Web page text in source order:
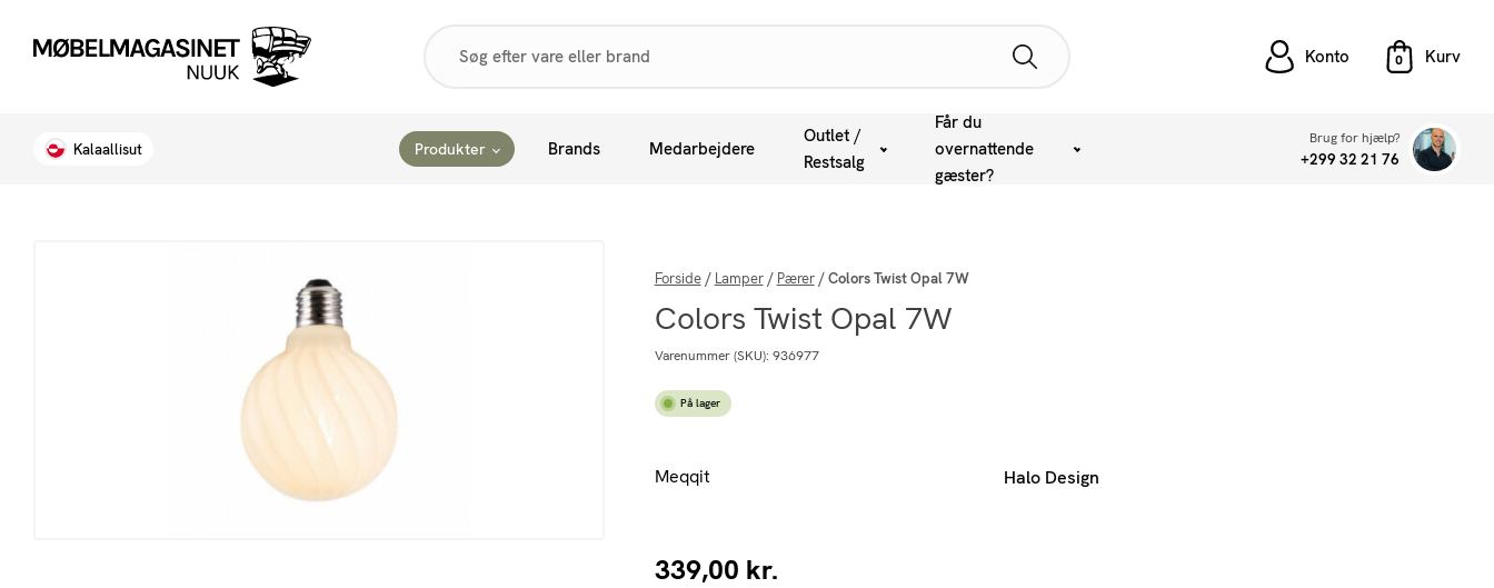
search
Konto
Kalaallisut Produkter Brands Medarbejdere
Outlet /
Restsalg
Får du
overnattende
gæster?
Brug for hjælp?
+299 32 21 76
Forside/ Lamper/ Pærer/Colors Twist Opal 7W
Colors Twist Opal 7W
Varenummer (SKU): 936977
På lager
Meqqit Halo Design
339,00 kr.